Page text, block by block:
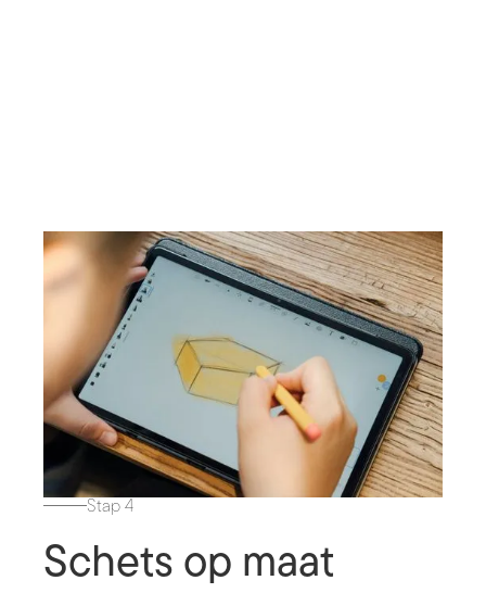
Stap 4
Schets op maat